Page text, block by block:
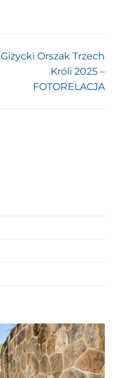
Giżycki Orszak Trzech
Króli 2025 –
FOTORELACJA